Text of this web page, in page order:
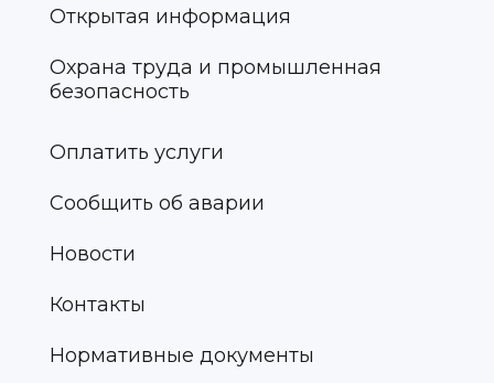
Открытая информация
Охрана труда и промышленная
безопасность
Оплатить услуги
Сообщить об аварии
Новости
Контакты
Нормативные документы